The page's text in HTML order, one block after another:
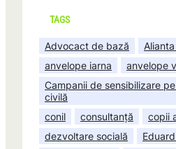
TAGS
Advocact de bază
anvelope iarna
anvelope
Campanii de sensibilizare
civilă
conil
consultanță
copii
dezvoltare socială